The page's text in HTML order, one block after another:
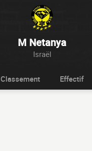
M Netanya
Israël
Classement Effectif